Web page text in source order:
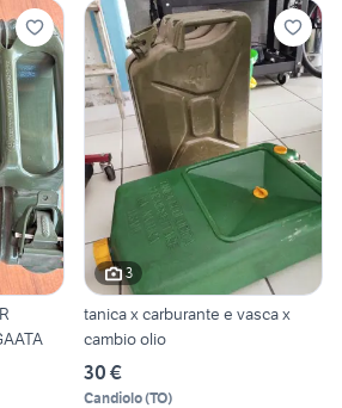
3
tanica x carburante e vasca x
cambio olio
30 €
Candiolo(TO)